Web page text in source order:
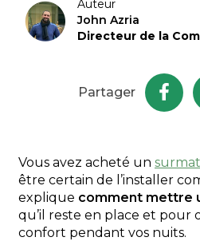
Auteur
John Azria
Directeur de la
Partager
Vous avez acheté un
être certain de l’installer
explique comment mettre
qu’il reste en place et pour
confort pendant vos nuits.